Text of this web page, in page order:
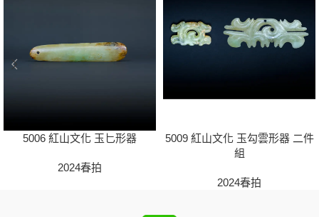
5006 紅山文化 玉匕形器
2024春拍
5009 紅山文化 玉勾雲形器 二件
組
2024春拍